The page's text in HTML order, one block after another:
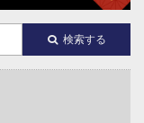
検索する